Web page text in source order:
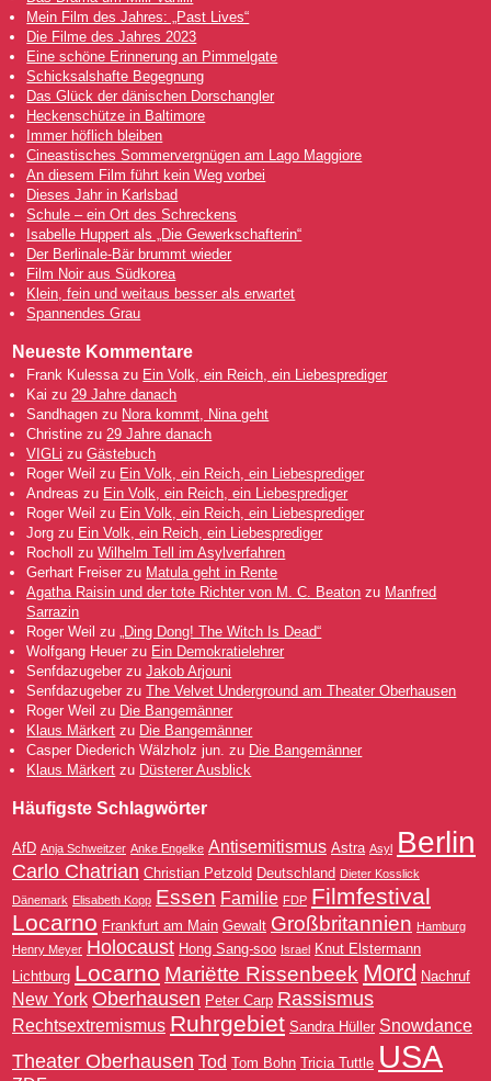
Mein Film des Jahres: „Past Lives“
Die Filme des Jahres 2023
Eine schöne Erinnerung an Pimmelgate
Schicksalshafte Begegnung
Das Glück der dänischen Dorschangler
Heckenschütze in Baltimore
Immer höflich bleiben
Cineastisches Sommervergnügen am Lago Maggiore
An diesem Film führt kein Weg vorbei
Dieses Jahr in Karlsbad
Schule – ein Ort des Schreckens
Isabelle Huppert als „Die Gewerkschafterin“
Der Berlinale-Bär brummt wieder
Film Noir aus Südkorea
Klein, fein und weitaus besser als erwartet
Spannendes Grau
Neueste Kommentare
Frank Kulessazu Ein Volk, ein Reich, ein Liebesprediger
Kai zu29 Jahre danach
Sandhagen zu Nora kommt, Nina geht
Christine zu29 Jahre danach
VIGLi zuGästebuch
Roger Weil zu Ein Volk, ein Reich, ein Liebesprediger
Andreas zu Ein Volk, ein Reich, ein Liebesprediger
Roger Weil zu Ein Volk, ein Reich, ein Liebesprediger
Jorg zu Ein Volk, ein Reich, ein Liebesprediger
Rocholl
zuWilhelm Tell im Asylverfahren
Gerhart Freiser zu Matula geht in Rente
Agatha Raisin und der tote Richter von M. C. Beaton zu Manfred
Sarrazin
Roger Weil zu„Ding Dong! The Witch Is Dead“
Wolfgang Heuer zu Ein Demokratielehrer
Senfdazugeber zuJakob Arjouni
Senfdazugeber zuThe Velvet Underground am Theater Oberhausen
Roger Weil zu Die Bangemänner
Klaus Märkert zu Die Bangemänner
Casper Diederich Wälzholz jun. zu Die Bangemänner
Klaus Märkert zu Düsterer Ausblick
Häufigste Schlagwörter
AfD Anja Schweitzer Anke Engelke Antisemitismus Astra Asyl Berlin
Carlo Chatrian Christian Petzold Deutschland Dieter Kosslick
Dänemark Elisabeth Kopp Essen Familie FDP Filmfestival
Locarno Frankfurt am Main Gewalt Großbritannien Hamburg
Henry Meyer Holocaust Hong Sang-soo Israel Knut Elstermann
Lichtburg Locarno Mariëtte Rissenbeek Mord Nachruf
New York Oberhausen Peter Carp Rassismus
Rechtsextremismus Ruhrgebiet Sandra Hüller Snowdance
Theater Oberhausen Tod Tom Bohn Tricia Tuttle USA